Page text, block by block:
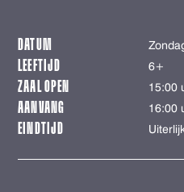
DATUM
LEEFTIJD 6+
ZAAL OPEN 15:00
AANVANG 16:00
EINDTIJD